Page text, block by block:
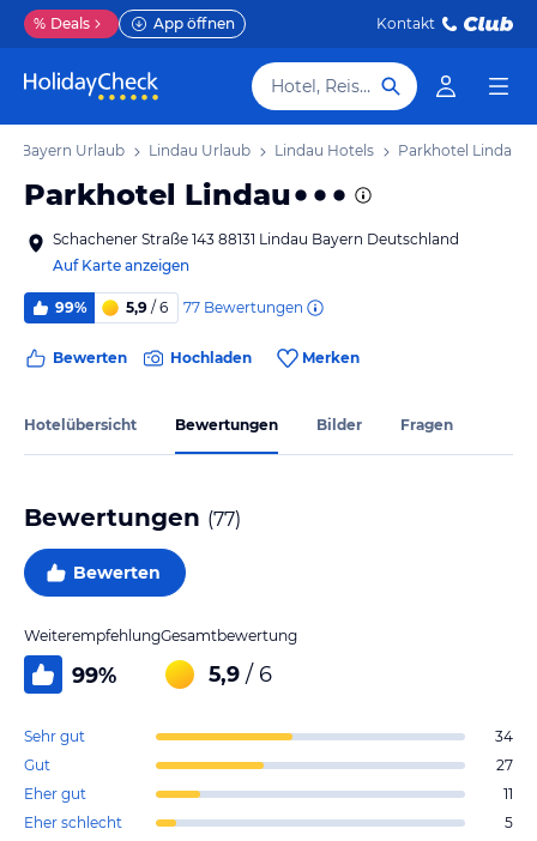
% Deals App öffnen Kontakt
Hotel, Reiseziel
Bayern Urlaub Lindau Urlaub Lindau Hotels Parkhotel Lindau
Parkhotel Lindau
Schachener Straße 143 88131 Lindau Bayern Deutschland
Auf Karte anzeigen
99% 5,9 / 6 77 Bewertungen
Bewerten Hochladen Merken
Hotelübersicht Bewertungen Bilder Fragen
Bewertungen (77)
Bewerten
Weiterempfehlung
99%
Gesamtbewertung
5,9 / 6
Sehr gut
34
Gut
27
Eher gut
11
Eher schlecht
5